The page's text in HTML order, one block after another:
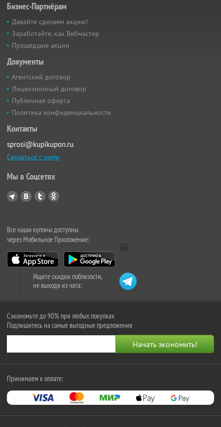
Бизнес-Партнёрам
Давайте сделаем акцию!
Заработайте, как Вебмастер
Прошедшие акции
Документы
Агентский договор
Лицензионный договор
Публичная оферта
Политика конфиденциальности
Контакты
sprosi@kupikupon.ru
Связаться с нами
Мы в Соцсетях
Все наши купоны доступны
через Мобильное Приложение:
Ищите скидки поблизости,
не выходя из чата:
Сэкономьте до 90% при любых покупках
Подпишитесь на самые выгодные предложения
Принимаем к оплате: